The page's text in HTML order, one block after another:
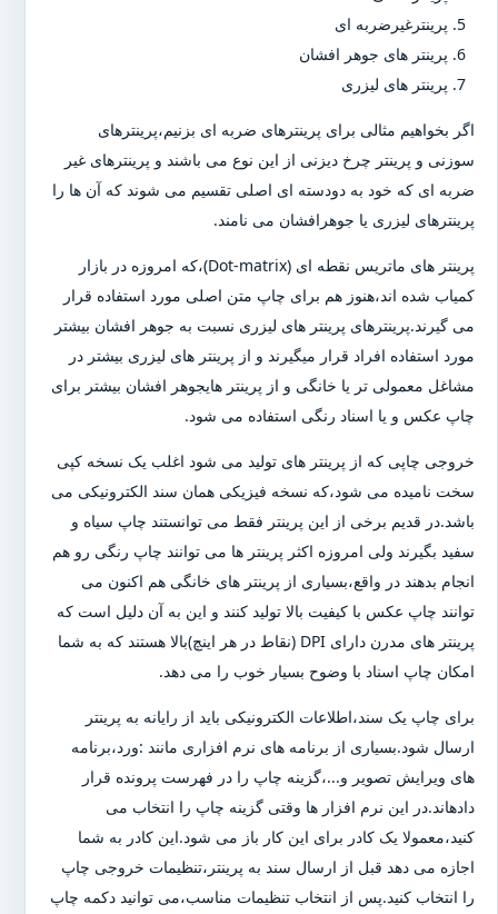
پرینترغیرضربه ای
پرینتر های جوهر افشان
پرینتر های لیزری
اگر بخواهیم مثالی برای پرینترهای ضربه ای بزنیم،پرینترهای
سوزنی و پرینتر چرخ دیزنی از این نوع می باشند و پرینترهای غیر
ضربه ای که خود به دودسته ای اصلی تقسیم می شوند که آن ها را
پرینترهای لیزری یا جوهرافشان می نامند.
پرینتر های ماتریس نقطه ای (Dot-matrix)،که امروزه در بازار
کمیاب شده اند،هنوز هم برای چاپ متن اصلی مورد استفاده قرار
می گیرند.پرینترهای پرینتر های لیزری نسبت به جوهر افشان بیشتر
مورد استفاده افراد قرار میگیرند و از پرینتر های لیزری بیشتر در
مشاغل معمولی تر یا خانگی و از پرینتر هایجوهر افشان بیشتر برای
چاپ عکس و یا اسناد رنگی استفاده می شود.
خروجی چاپی که از پرینتر های تولید می شود اغلب یک نسخه کپی
سخت نامیده می شود،که نسخه فیزیکی همان سند الکترونیکی می
باشد.در قدیم برخی از این پرینتر فقط می توانستند چاپ سیاه و
سفید بگیرند ولی امروزه اکثر پرینتر ها می توانند چاپ رنگی رو هم
انجام بدهند در واقع،بسیاری از پرینتر های خانگی هم اکنون می
توانند چاپ عکس با کیفیت بالا تولید کنند و این به آن دلیل است که
پرینتر های مدرن دارای DPI (نقاط در هر اینچ)بالا هستند که به شما
امکان چاپ اسناد با وضوح بسیار خوب را می دهد.
برای چاپ یک سند،اطلاعات الکترونیکی باید از رایانه به پرینتر
ارسال شود.بسیاری از برنامه های نرم افزاری مانند :ورد،برنامه
های ویرایش تصویر و...،گزینه چاپ را در فهرست پرونده قرار
دادهاند.در این نرم افزار ها وقتی گزینه چاپ را انتخاب می
کنید،معمولا یک کادر برای این کار باز می شود.این کادر به شما
اجازه می دهد قبل از ارسال سند به پرینتر،تنظیمات خروجی چاپ
را انتخاب کنید.پس از انتخاب تنظیمات مناسب،می توانید دکمه چاپ